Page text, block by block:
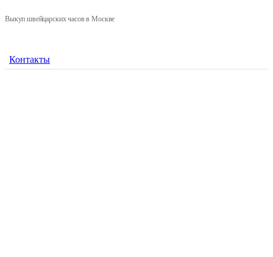
Выкуп швейцарских часов в Москве
Контакты